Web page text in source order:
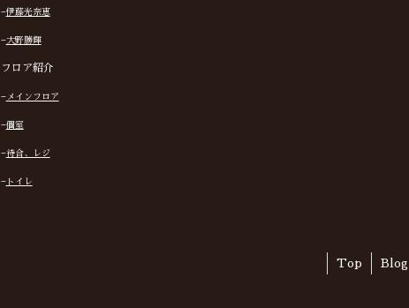
−伊藤光奈恵
−大野勝輝
フロア紹介
−メインフロア
−個室
−待合、レジ
−トイレ
Top Blog